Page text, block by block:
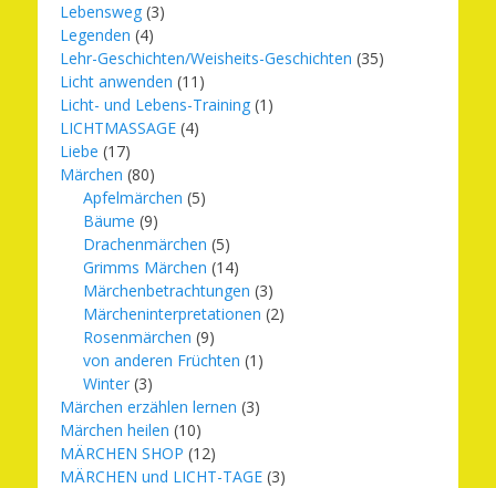
Lebensweg (3)
Legenden (4)
Lehr-Geschichten/Weisheits-Geschichten (35)
Licht anwenden (11)
Licht- und Lebens-Training (1)
LICHTMASSAGE (4)
Liebe (17)
Märchen (80)
Apfelmärchen (5)
Bäume (9)
Drachenmärchen (5)
Grimms Märchen (14)
Märchenbetrachtungen (3)
Märcheninterpretationen (2)
Rosenmärchen (9)
von anderen Früchten (1)
Winter (3)
Märchen erzählen lernen (3)
Märchen heilen (10)
MÄRCHEN SHOP (12)
MÄRCHEN und LICHT-TAGE (3)